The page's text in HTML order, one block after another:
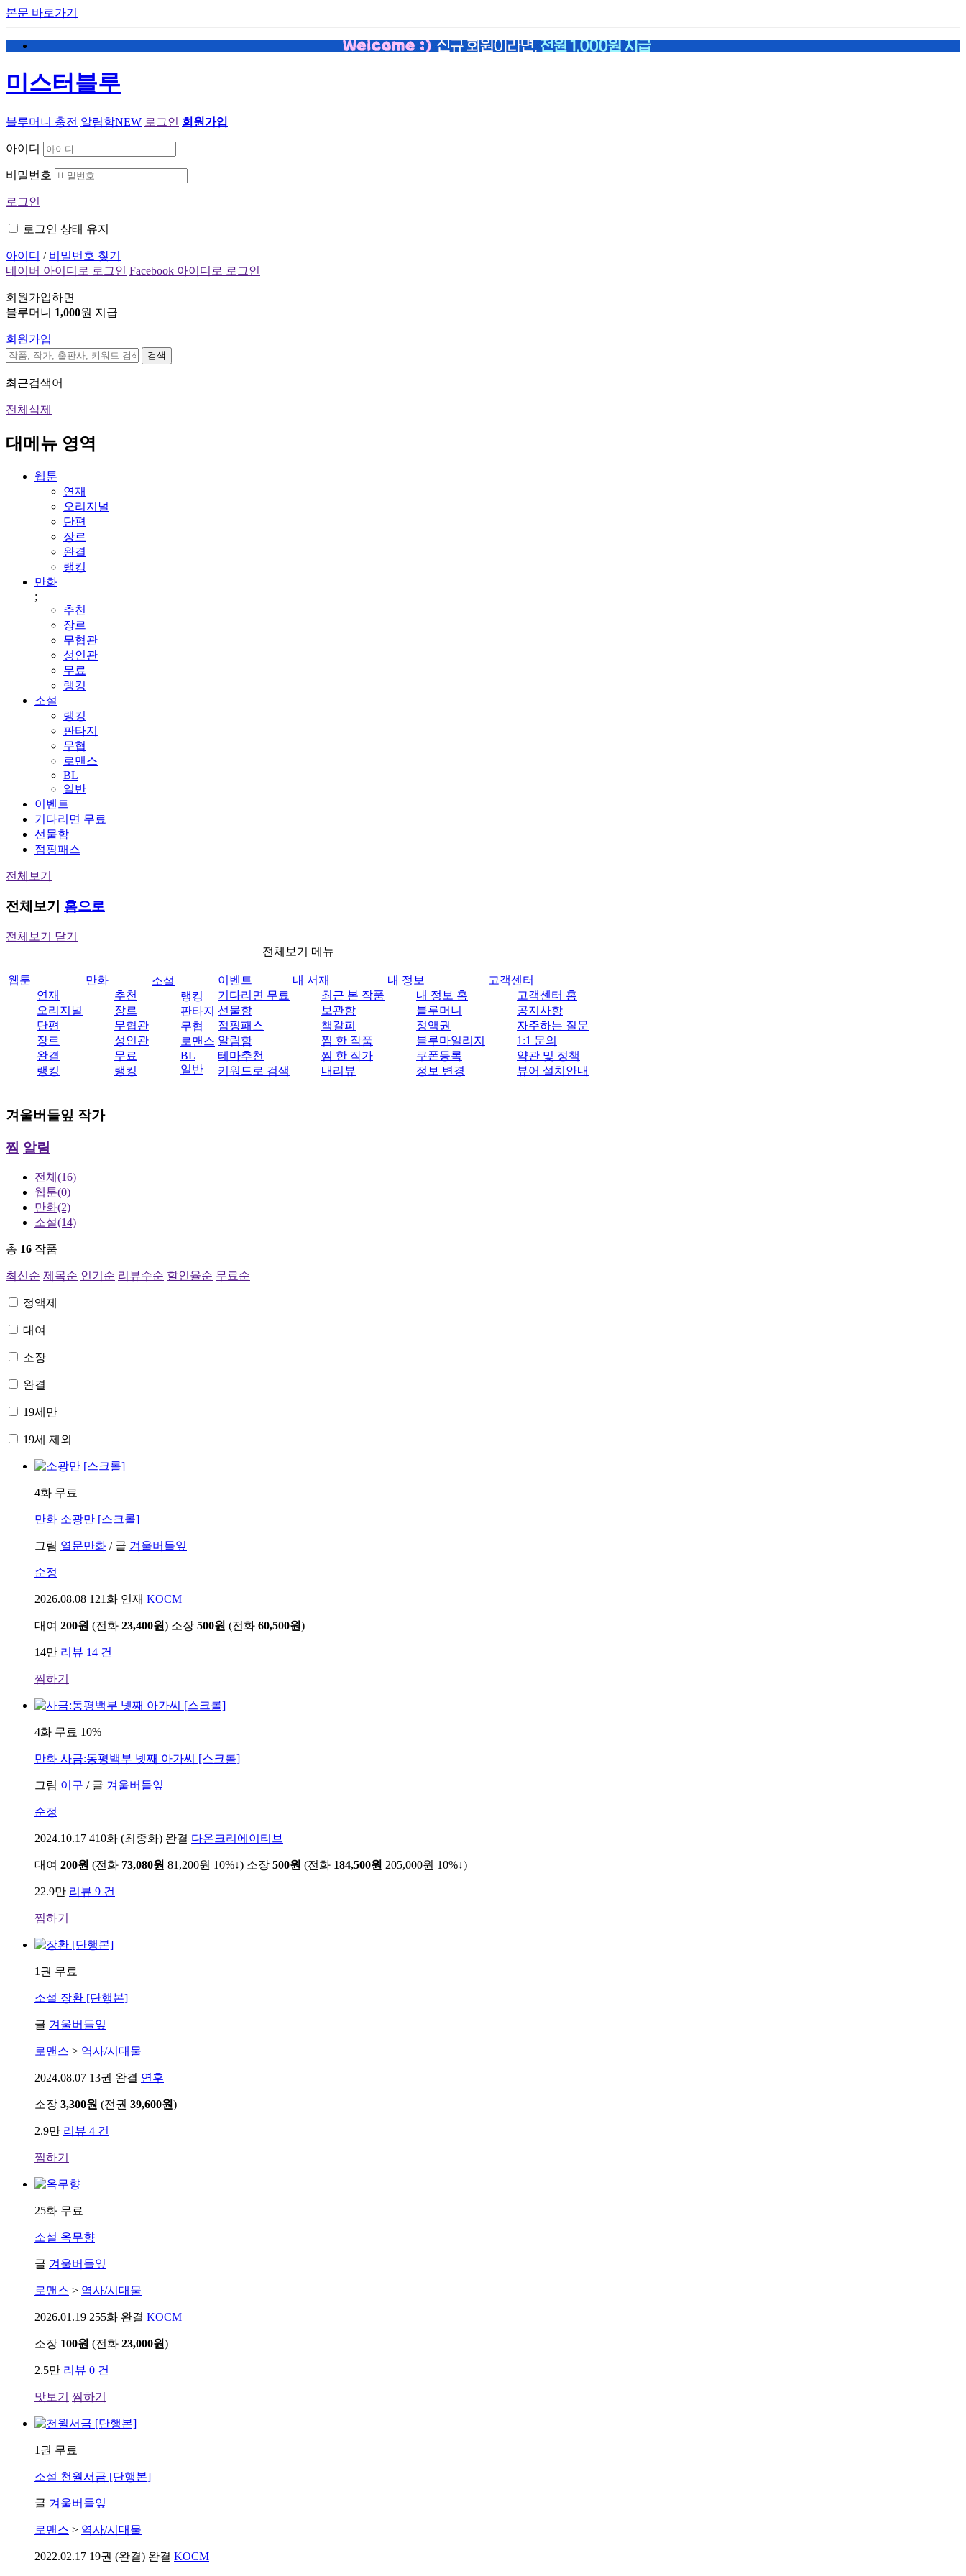
본문 바로가기
미스터블루
블루머니 충전 알림함NEW 로그인 회원가입
아이디
비밀번호
로그인
로그인 상태 유지
아이디 / 비밀번호 찾기
네이버 아이디로 로그인 Facebook 아이디로 로그인
회원가입하면
블루머니 1,000원 지급
회원가입
검색
최근검색어
전체삭제
대메뉴 영역
웹툰
연재
오리지널
단편
장르
완결
랭킹
만화
;
추천
장르
무협관
성인관
무료
랭킹
소설
랭킹
판타지
무협
로맨스
BL
일반
이벤트
기다리면 무료
선물함
점핑패스
전체보기
전체보기 홈으로
전체보기 닫기
전체보기 메뉴
웹툰
연재
오리지널
단편
장르
완결
랭킹
만화
추천
장르
무협관
성인관
무료
랭킹
소설
랭킹
판타지
무협
로맨스
BL
일반
이벤트
기다리면 무료
선물함
점핑패스
알림함
테마추천
키워드로 검색
내 서재
최근 본 작품
보관함
책갈피
찜 한 작품
찜 한 작가
내리뷰
내 정보
내 정보 홈
블루머니
정액권
블루마일리지
쿠폰등록
정보 변경
고객센터
고객센터 홈
공지사항
자주하는 질문
1:1 문의
약관 및 정책
뷰어 설치안내
겨울버들잎 작가
찜 알림
전체 (16)
웹툰(0)
만화(2)
소설(14)
총 16 작품
최신순 제목순 인기순 리뷰수순 할인율순 무료순
정액제
대여
소장
완결
19세만
19세 제외
4화 무료
만화 소광만 [스크롤]
그림 열문만화 / 글 겨울버들잎
순정
2026.08.08 121화 연재 KOCM
대여 200원 (전화 23,400원) 소장 500원 (전화 60,500원)
14만 리뷰 14 건
찜하기
4화 무료 10%
만화 사금:동평백부 넷째 아가씨 [스크롤]
그림 이구 / 글 겨울버들잎
순정
2024.10.17 410화 (최종화) 완결 다온크리에이티브
대여 200원 (전화 73,080원 81,200원 10%↓) 소장 500원 (전화 184,500원 205,000원 10%↓)
22.9만 리뷰 9 건
찜하기
1권 무료
소설 장환 [단행본]
글 겨울버들잎
로맨스 > 역사/시대물
2024.08.07 13권 완결 연후
소장 3,300원 (전권 39,600원)
2.9만 리뷰 4 건
찜하기
25화 무료
소설 옥무향
글 겨울버들잎
로맨스 > 역사/시대물
2026.01.19 255화 완결 KOCM
소장 100원 (전화 23,000원)
2.5만 리뷰 0 건
맛보기 찜하기
1권 무료
소설 천월서금 [단행본]
글 겨울버들잎
로맨스 > 역사/시대물
2022.02.17 19권 (완결) 완결 KOCM